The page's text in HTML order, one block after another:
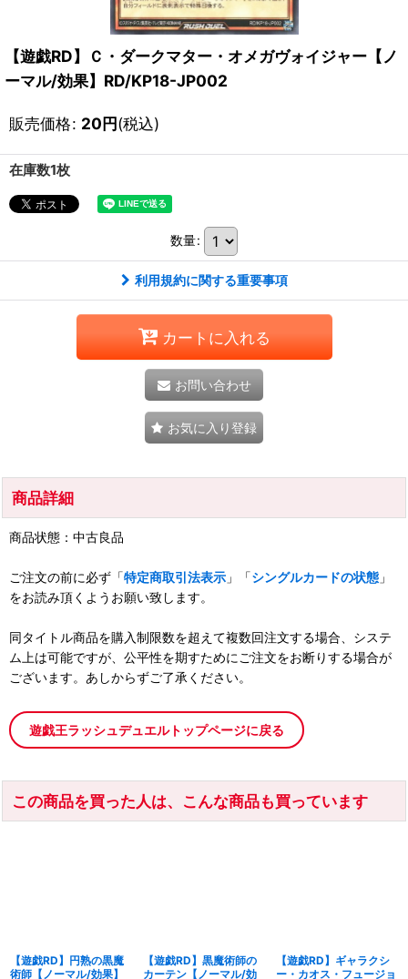
【遊戯RD】Ｃ・ダークマター・オメガヴォイジャー【ノ
ーマル/効果】RD/KP18-JP002
販売価格: 20円(税込)
在庫数1枚
数量:
利用規約に関する重要事項
カートに入れる
お問い合わせ
お気に入り登録
商品詳細
商品状態：中古良品
ご注文の前に必ず「特定商取引法表示 」「シングルカードの状態 」
をお読み頂くようお願い致します。
同タイトル商品を購入制限数を超えて複数回注文する場合、システ
ム上は可能ですが、公平性を期すためにご注文をお断りする場合が
ございます。あしからずご了承ください。
遊戯王ラッシュデュエルトップページに戻る
この商品を買った人は、こんな商品も買っています
【遊戯RD】円熟の黒魔
術師【ノーマル/効果】
【遊戯RD】黒魔術師の
カーテン【ノーマル/効
【遊戯RD】ギャラクシ
ー・カオス・フュージョ